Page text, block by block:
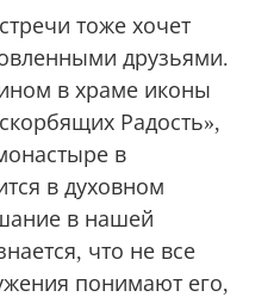
тоже хочет
друзьями.
в храме иконы
Радость»,
в
в духовном
в нашей
что не все
понимают его,